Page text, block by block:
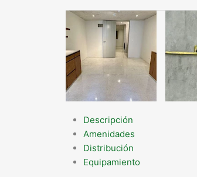
Descripción
Amenidades
Distribución
Equipamiento